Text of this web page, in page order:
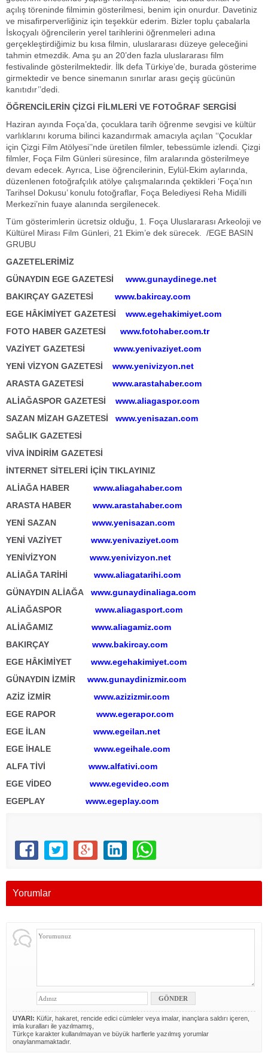
açılış töreninde filmimin gösterilmesi, benim için onurdur. Davetiniz
ve misafirperverliğiniz için teşekkür ederim. Bizler toplu çabalarla
İskoçyalı öğrencilerin yerel tarihlerini öğrenmeleri adına
gerçekleştirdiğimiz bu kısa filmin, uluslararası düzeye geleceğini
tahmin etmezdik. Ama şu an 20’den fazla uluslararası film
festivalinde gösterilmektedir. İlk defa Türkiye’de, burada gösterime
girmektedir ve bence sinemanın sınırlar arası geçiş gücünün
kanıtıdır’’dedi.
ÖĞRENCİLERİN ÇİZGİ FİLMLERİ VE FOTOĞRAF SERGİSİ
Haziran ayında Foça’da, çocuklara tarih öğrenme sevgisi ve kültür
varlıklarını koruma bilinci kazandırmak amacıyla açılan ‘‘Çocuklar
için Çizgi Film Atölyesi’’nde üretilen filmler, tebessümle izlendi. Çizgi
filmler, Foça Film Günleri süresince, film aralarında gösterilmeye
devam edecek. Ayrıca, Lise öğrencilerinin, Eylül-Ekim aylarında,
düzenlenen fotoğrafçılık atölye çalışmalarında çektikleri ‘Foça’nın
Tarihsel Dokusu’ konulu fotoğraflar, Foça Belediyesi Reha Midilli
Merkezi’nin fuaye alanında sergilenecek.
Tüm gösterimlerin ücretsiz olduğu, 1. Foça Uluslararası Arkeoloji ve
Kültürel Mirası Film Günleri, 21 Ekim’e dek sürecek. /EGE BASIN
GRUBU
GAZETELERİMİZ
GÜNAYDIN EGE GAZETESİ
www.gunaydinege.net
BAKIRÇAY GAZETESİ www.bakircay.com
EGE HÂKİMİYET GAZETESİ
www.egehakimiyet.com
FOTO HABER GAZETESİ
www.fotohaber.com.tr
VAZİYET GAZETESİ www.yenivaziyet.com
YENİ VİZYON GAZETESİ
www.yenivizyon.net
ARASTA GAZETESİ www.arastahaber.com
ALİAĞASPOR GAZETESİ
www.aliagaspor.com
SAZAN MİZAH GAZETESİ
www.yenisazan.com
SAĞLIK GAZETESİ
VİVA İNDİRİM GAZETESİ
İNTERNET SİTELERİ İÇİN TIKLAYINIZ
ALİAĞA HABER www.aliagahaber.com
ARASTA HABER www.arastahaber.com
YENİ SAZAN www.yenisazan.com
YENİ VAZİYET www.yenivaziyet.com
YENİVİZYON www.yenivizyon.net
ALİAĞA TARİHİ www.aliagatarihi.com
GÜNAYDIN ALİAĞA
www.gunaydinaliaga.com
ALİAĞASPOR www.aliagasport.com
ALİAĞAMIZ www.aliagamiz.com
BAKIRÇAY www.bakircay.com
EGE HÂKİMİYET www.egehakimiyet.com
GÜNAYDIN İZMİR www.gunaydinizmir.com
AZİZ İZMİR www.azizizmir.com
EGE RAPOR www.egerapor.com
EGE İLAN www.egeilan.net
EGE İHALE www.egeihale.com
ALFA TİVİ www.alfativi.com
EGE VİDEO www.egevideo.com
EGEPLAY www.egeplay.com
Yorumlar
UYARI: Küfür, hakaret, rencide edici cümleler veya imalar, inançlara saldırı içeren,
imla kuralları ile yazılmamış,
Türkçe karakter kullanılmayan ve büyük harflerle yazılmış yorumlar
onaylanmamaktadır.